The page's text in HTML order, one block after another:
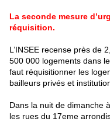
La seconde mesure
réquisition.
L’INSEE recense près de
500 000 logements dans
faut réquisitionner les
bailleurs privés et
Dans la nuit de dimanche
les rues du 17eme